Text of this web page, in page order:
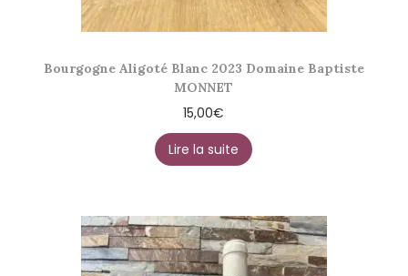
Bourgogne Aligoté Blanc 2023 Domaine Baptiste
MONNET
15,00€
Lire la suite